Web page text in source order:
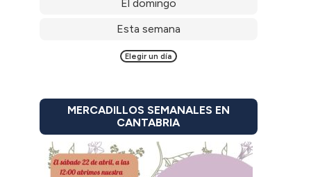
El domingo
Esta semana
Elegir un día
MERCADILLOS SEMANALES EN
CANTABRIA